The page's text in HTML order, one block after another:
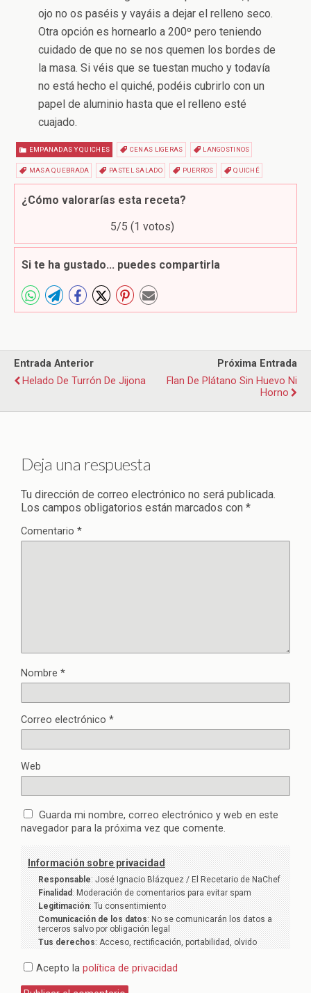
ojo no os paséis y vayáis a dejar el relleno seco.
Otra opción es hornearlo a 200º pero teniendo
cuidado de que no se nos quemen los bordes de
la masa. Si véis que se tuestan mucho y todavía
no está hecho el quiché, podéis cubrirlo con un
papel de aluminio hasta que el relleno esté
cuajado.
EMPANADAS Y QUICHES CENAS LIGERAS LANGOSTINOS
MASA QUEBRADA PASTEL SALADO PUERROS QUICHÉ
¿Cómo valorarías esta receta?
5/5 (1 votos)
Si te ha gustado... puedes compartirla
Entrada Anterior
Helado De Turrón De Jijona
Próxima Entrada
Flan De Plátano Sin Huevo Ni
Horno
Deja una respuesta
Tu dirección de correo electrónico no será publicada.
Los campos obligatorios están marcados con *
Comentario *
Nombre *
Correo electrónico *
Web
Guarda mi nombre, correo electrónico y web en este
navegador para la próxima vez que comente.
Información sobre privacidad
Responsable: José Ignacio Blázquez / El Recetario de NaChef
Finalidad: Moderación de comentarios para evitar spam
Legitimación: Tu consentimiento
Comunicación de los datos: No se comunicarán los datos a
terceros salvo por obligación legal
Tus derechos: Acceso, rectificación, portabilidad, olvido
Acepto la política de privacidad